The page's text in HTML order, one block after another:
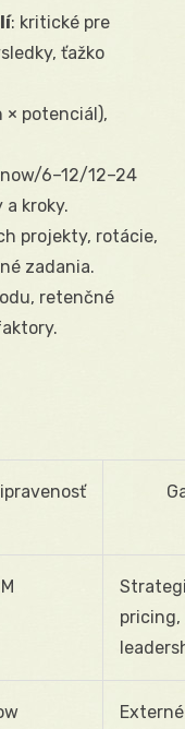
: kritické pre
ťažko
× potenciál),
6–12/12–24
a kroky.
projekty, rotácie,
zadania.
retenčné
pricing,
Externé